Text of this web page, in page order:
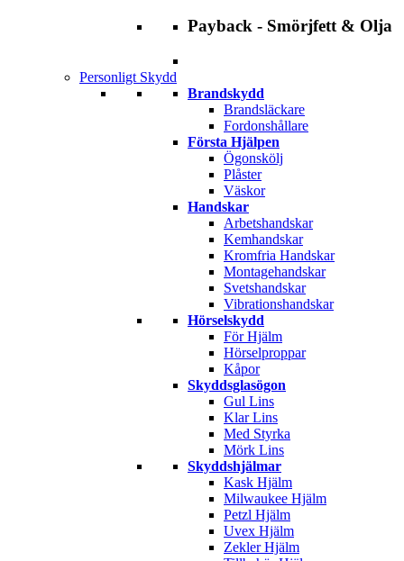
Payback - Smörjfett & Olja
Personligt Skydd
Brandskydd
Brandsläckare
Fordonshållare
Första Hjälpen
Ögonskölj
Plåster
Väskor
Handskar
Arbetshandskar
Kemhandskar
Kromfria Handskar
Montagehandskar
Svetshandskar
Vibrationshandskar
Hörselskydd
För Hjälm
Hörselproppar
Kåpor
Skyddsglasögon
Gul Lins
Klar Lins
Med Styrka
Mörk Lins
Skyddshjälmar
Kask Hjälm
Milwaukee Hjälm
Petzl Hjälm
Uvex Hjälm
Zekler Hjälm